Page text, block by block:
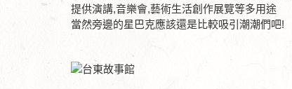
提供演講,音樂會,藝術生活創作展覽等多用途
當然旁邊的星巴克應該還是比較吸引潮潮們吧!